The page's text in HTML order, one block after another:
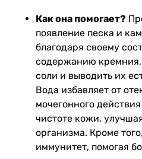
Как она помогает?
появление песка и
благодаря своему
содержанию кремния,
соли и выводить их
Вода избавляет от
мочегонного
чистоте кожи,
организма. Кроме
иммунитет, помогая